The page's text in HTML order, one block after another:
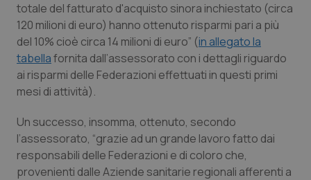
Molise
Piemonte
Provincia Autonoma di Bolzano
Provincia Autonoma di Trento
Puglia
Epatiti
HIV
Infezioni & Febbre
Ipertensione & Scompenso
Malattie rare
totale del fatturato d'acquisto sinora inchiestato (circa
120 milioni di euro) hanno ottenuto risparmi pari a più
del 10% cioè circa 14 milioni di euro” (in allegato la
tabellafornita dall’assessorato con i dettagli riguardo
ai risparmi delle Federazioni effettuati in questi primi
mesi di attività).
Un successo, insomma, ottenuto, secondo
l’assessorato, “grazie ad un grande lavoro fatto dai
responsabili delle Federazioni e di coloro che,
provenienti dalle Aziende sanitarie regionali afferenti a